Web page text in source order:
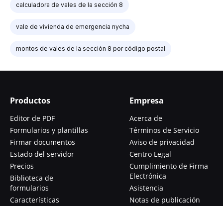
calculadora de vales de la sección 8
vale de vivienda de emergencia nycha
montos de vales de la sección 8 por código postal
Productos
Editor de PDF
Formularios y plantillas
Firmar documentos
Estado del servidor
Precios
Biblioteca de
formularios
Características
Empresa
Acerca de
Términos de Servicio
Aviso de privacidad
Centro Legal
Cumplimiento de Firma
Electrónica
Asistencia
Notas de publicación